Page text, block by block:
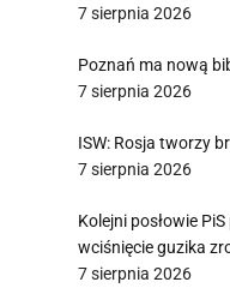
7 sierpnia 2026
Poznań ma nową
7 sierpnia 2026
ISW: Rosja tworzy
7 sierpnia 2026
Kolejni posłowie
wciśnięcie guzika
7 sierpnia 2026